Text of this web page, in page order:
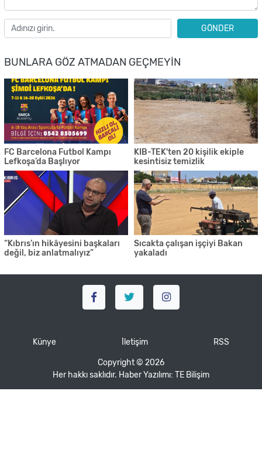
GÖNDER
BUNLARA GÖZ ATMADAN GEÇMEYIN
FC Barcelona Futbol Kampı
Lefkoşa’da Başlıyor
KIB-TEK'ten 20 kişilik ekiple
kesintisiz temizlik
“Kıbrıs’ın hikâyesini başkaları
değil, biz anlatmalıyız”
Sıcakta çalışan işçiyi Bakan
yakaladı
Künye İletişim RSS
Copyright © 2026
Her hakkı saklıdır. Haber Yazılımı: TE Bilişim